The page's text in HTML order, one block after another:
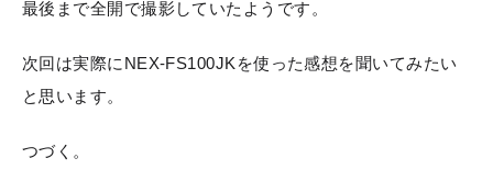
最後まで全開で撮影していたようです。
次回は実際にNEX-FS100JKを使った感想を聞いてみたい
と思います。
つづく。